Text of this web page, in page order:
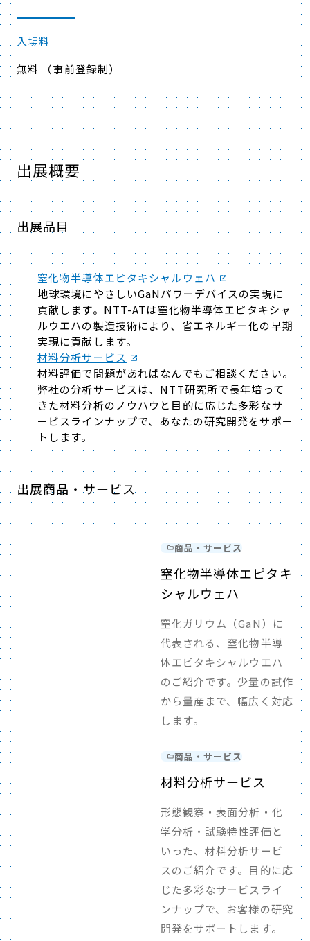
入場料
無料 （事前登録制）
出展概要
出展品目
窒化物半導体エピタキシャルウェハ
地球環境にやさしいGaNパワーデバイスの実現に
貢献します。NTT-ATは窒化物半導体エピタキシャ
ルウエハの製造技術により、省エネルギー化の早期
実現に貢献します。
材料分析サービス
材料評価で問題があればなんでもご相談ください。
弊社の分析サービスは、NTT研究所で長年培って
きた材料分析のノウハウと目的に応じた多彩なサ
ービスラインナップで、あなたの研究開発をサポー
トします。
出展商品・サービス
商品・サービス
窒化物半導体エピタキ
シャルウェハ
窒化ガリウム（GaN）に
代表される、窒化物半導
体エピタキシャルウエハ
のご紹介です。少量の試作
から量産まで、幅広く対応
します。
商品・サービス
材料分析サービス
形態観察・表面分析・化
学分析・試験特性評価と
いった、材料分析サービ
スのご紹介です。目的に応
じた多彩なサービスライ
ンナップで、お客様の研究
開発をサポートします。